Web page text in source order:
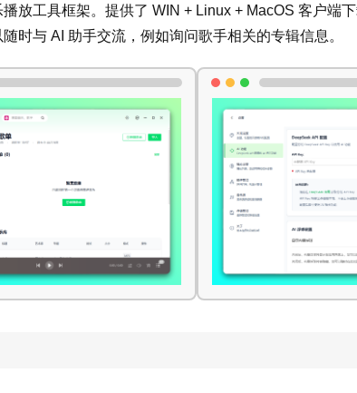
放工具框架。提供了 WIN + Linux + MacOS 客户端
时与 AI 助手交流，例如询问歌手相关的专辑信息。